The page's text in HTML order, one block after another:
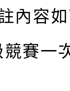
內容
賽一